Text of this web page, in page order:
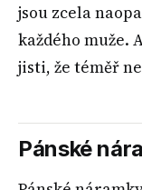
jsou zcela
každého muže.
jisti, že téměř
Pánské